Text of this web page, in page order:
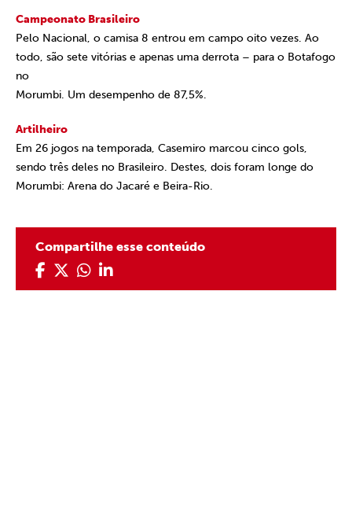
Campeonato Brasileiro
Pelo Nacional, o camisa 8 entrou em campo oito vezes. Ao
todo, são sete vitórias e apenas uma derrota – para o Botafogo
no
Morumbi. Um desempenho de 87,5%.
Artilheiro
Em 26 jogos na temporada, Casemiro marcou cinco gols,
sendo três deles no Brasileiro. Destes, dois foram longe do
Morumbi: Arena do Jacaré e Beira-Rio.
Compartilhe esse conteúdo